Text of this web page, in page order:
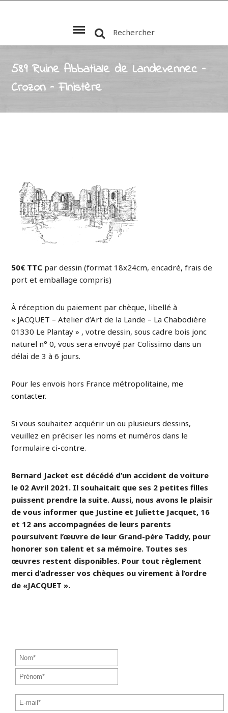
Rechercher
589 Ruine Abbatiale de Landevennec –
Crozon – Finistère
50€ TTC par dessin (format 18x24cm, encadré, frais de
port et emballage compris)
À réception du paiement par chèque, libellé à
« JACQUET – Atelier d’Art de la Lande – La Chabodière
01330 Le Plantay » , votre dessin, sous cadre bois jonc
naturel n° 0, vous sera envoyé par Colissimo dans un
délai de 3 à 6 jours.
Pour les envois hors France métropolitaine, me
contacter.
Si vous souhaitez acquérir un ou plusieurs dessins,
veuillez en préciser les noms et numéros dans le
formulaire ci-contre.
Bernard Jacket est décédé d’un accident de voiture
le 02 Avril 2021. Il souhaitait que ses 2 petites filles
puissent prendre la suite. Aussi, nous avons le plaisir
de vous informer que Justine et Juliette Jacquet, 16
et 12 ans accompagnées de leurs parents
poursuivent l’œuvre de leur Grand-père Taddy, pour
honorer son talent et sa mémoire. Toutes ses
œuvres restent disponibles. Pour tout règlement
merci d’adresser vos chèques ou virement à l’ordre
de «JACQUET ».